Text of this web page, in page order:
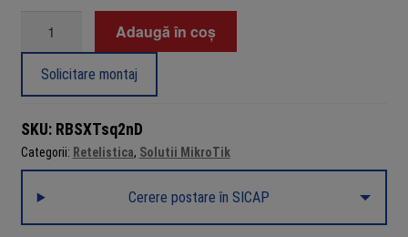
Lite2,
2.4GHz,
802.11bgn,
LAN,
Adaugă în coș
Solicitare montaj
SKU: RBSXTsq2nD
Categorii: Retelistica, Solutii MikroTik
Cerere postare în SICAP